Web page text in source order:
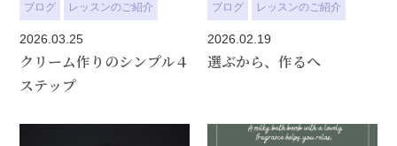
ブログ レッスンのご紹介
2026.03.25
クリーム作りのシンプル４
ステップ
ブログ レッスンのご紹介
2026.02.19
選ぶから、作るへ